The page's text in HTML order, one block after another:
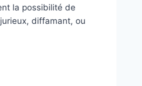
la possibilité de
diffamant, ou